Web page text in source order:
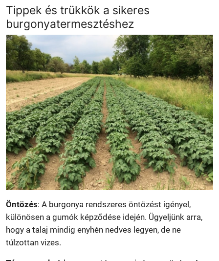
Tippek és trükkök a sikeres
burgonyatermesztéshez
Öntözés: A burgonya rendszeres öntözést igényel,
különösen a gumók képződése idején. Ügyeljünk arra,
hogy a talaj mindig enyhén nedves legyen, de ne
túlzottan vizes.